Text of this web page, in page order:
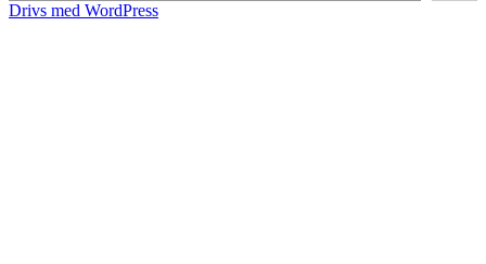
Drivs med WordPress